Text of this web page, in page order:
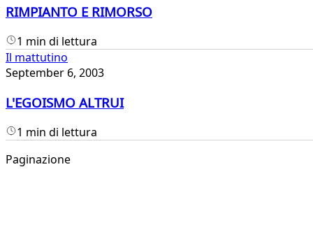
RIMPIANTO E RIMORSO
1 min di lettura
Il mattutino
September 6, 2003
L'EGOISMO ALTRUI
1 min di lettura
Paginazione